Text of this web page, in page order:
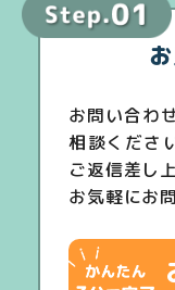
お問い合わ
相談くださ
ご返信差し
お気軽にお